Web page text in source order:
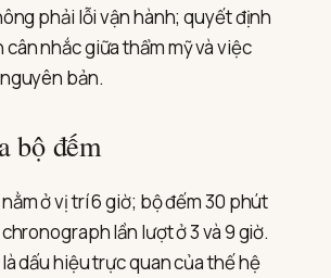
phải lỗi vận hành; quyết định
nhắc giữa thẩm mỹ và việc
bản.
bộ đếm
ở vị trí 6 giờ; bộ đếm 30 phút
lần lượt ở 3 và 9 giờ.
dấu hiệu trực quan của thế hệ